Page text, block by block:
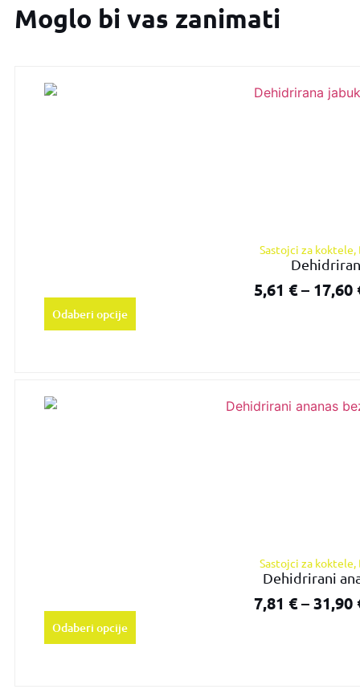
Moglo bi vas zanimati
Sastojci za koktele,
5,61 €– 17,60
Odaberi opcije
Sastojci za koktele,
Dehidrirani
7,81 €– 31,90
Odaberi opcije